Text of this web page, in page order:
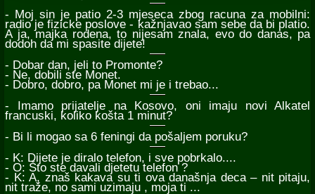
- Moj sin je patio 2-3 mjeseca zbog racuna za mobilni:
radio je fizicke poslove - kažnjavao sam sebe da bi platio.
A ja, majka rodena, to nijesam znala, evo do danas, pa
dodoh da mi spasite dijete!
- Dobar dan, jeli to Promonte?
- Ne, dobili ste Monet.
- Dobro, dobro, pa Monet mi je i trebao...
- Imamo prijatelje na Kosovo, oni imaju novi Alkatel
francuski, koliko košta 1 minut?
- Bi li mogao sa 6 feningi da pošaljem poruku?
- K: Dijete je diralo telefon, i sve pobrkalo....
- O: Što ste davali djetetu telefon ?
- K: A, znaš kakava su ti ova današnja deca – nit pitaju,
nit traže, no sami uzimaju , moja ti ...